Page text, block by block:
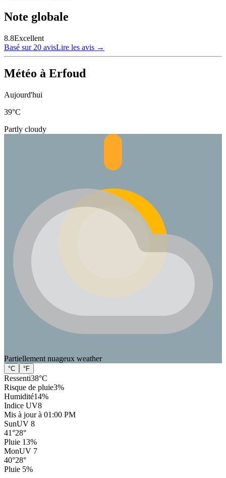
Note globale
8.8Excellent
Basé sur 20 avisLire les avis →
Météo à Erfoud
Aujourd'hui
39°C
Partly cloudy
Partiellement nuageux weather
°C °F
Ressenti38°C
Risque de pluie3%
Humidité14%
Indice UV8
Mis à jour à 01:00 PM
SunUV 8
41°28°
Pluie 13%
MonUV 7
40°28°
Pluie 5%